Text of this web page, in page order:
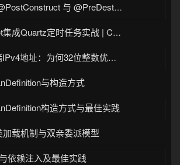
与 @PreDestroy 的完整与实战
Quartz定时任务实战 | Cron表达式详解
址：为何32位整数优于字符串 | 性能分析
与构造方式
构造方式与最佳实践
载机制与双亲委派模型
依赖注入及最佳实践